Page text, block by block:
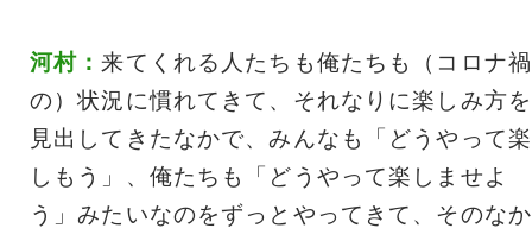
河村：来てくれる人たちも俺たちも（コロナ禍
の）状況に慣れてきて、それなりに楽しみ方を
見出してきたなかで、みんなも「どうやって楽
しもう」、俺たちも「どうやって楽しませよ
う」みたいなのをずっとやってきて、そのなか